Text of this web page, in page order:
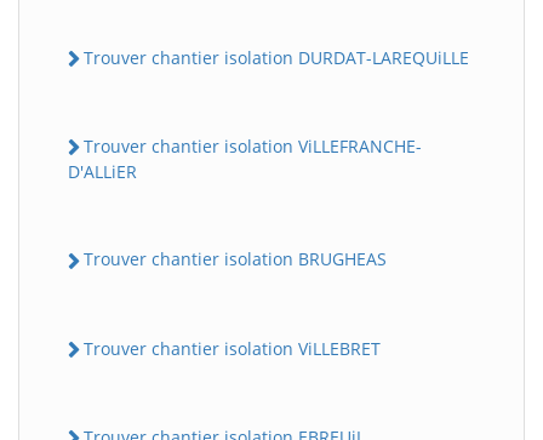
Trouver chantier isolation DURDAT-LAREQUiLLE
Trouver chantier isolation ViLLEFRANCHE-
D'ALLiER
Trouver chantier isolation BRUGHEAS
Trouver chantier isolation ViLLEBRET